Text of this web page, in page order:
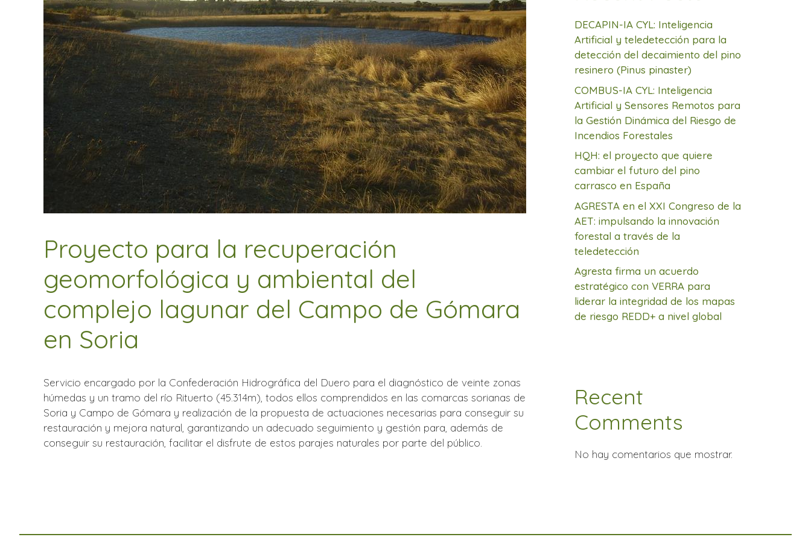
Proyecto para la recuperación
geomorfológica y ambiental del
complejo lagunar del Campo de Gómara
en Soria
Servicio encargado por la Confederación Hidrográfica del Duero para el diagnóstico de veinte zonas
húmedas y un tramo del río Rituerto (45.314m), todos ellos comprendidos en las comarcas sorianas de
Soria y Campo de Gómara y realización de la propuesta de actuaciones necesarias para conseguir su
restauración y mejora natural, garantizando un adecuado seguimiento y gestión para, además de
conseguir su restauración, facilitar el disfrute de estos parajes naturales por parte del público.
DECAPIN-IA CYL: Inteligencia
Artificial y teledetección para la
detección del decaimiento del pino
resinero (Pinus pinaster)
COMBUS-IA CYL: Inteligencia
Artificial y Sensores Remotos para
la Gestión Dinámica del Riesgo de
Incendios Forestales
HQH: el proyecto que quiere
cambiar el futuro del pino
carrasco en España
AGRESTA en el XXI Congreso de la
AET: impulsando la innovación
forestal a través de la
teledetección
Agresta firma un acuerdo
estratégico con VERRA para
liderar la integridad de los mapas
de riesgo REDD+ a nivel global
Recent
Comments
No hay comentarios que mostrar.